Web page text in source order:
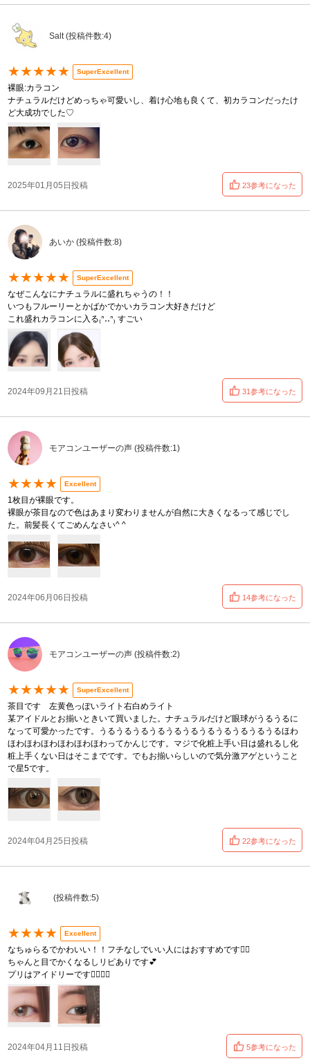
Salt (投稿件数:4)
★★★★★ SuperExcellent
裸眼:カラコン
ナチュラルだけどめっちゃ可愛いし、着け心地も良くて、初カラコンだったけ
ど大成功でした♡
2025年01月05日投稿 23参考になった
あいか (投稿件数:8)
★★★★★ SuperExcellent
なぜこんなにナチュラルに盛れちゃうの！！
いつもフルーリーとかばかでかいカラコン大好きだけど
これ盛れカラコンに入る₍ᐢ‥ᐢ₎ すごい
2024年09月21日投稿 31参考になった
モアコンユーザーの声 (投稿件数:1)
★★★★ Excellent
1枚目が裸眼です。
裸眼が茶目なので色はあまり変わりませんが自然に大きくなるって感じでし
た。前髪長くてごめんなさい^ ^
2024年06月06日投稿 14参考になった
モアコンユーザーの声 (投稿件数:2)
★★★★★ SuperExcellent
茶目です 左黄色っぽいライト右白めライト
某アイドルとお揃いときいて買いました。ナチュラルだけど眼球がうるうるに
なって可愛かったです。うるうるうるうるうるうるうるうるうるうるうるほわ
ほわほわほわほわほわほわってかんじです。マジで化粧上手い日は盛れるし化
粧上手くない日はそこまでです。でもお揃いらしいので気分激アゲということ
で星5です。
2024年04月25日投稿 22参考になった
︎ ︎︎︎︎︎ (投稿件数:5)
★★★★ Excellent
なちゅらるでかわいい！！フチなしでいい人にはおすすめです👍🏻
ちゃんと目でかくなるしリピありです💕
プリはアイドリーです👍🏻👍🏻
2024年04月11日投稿 5参考になった